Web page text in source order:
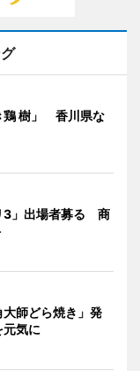
鶏 樹」 香川県な
3」出場者募る 商
師どら焼き」発
気に